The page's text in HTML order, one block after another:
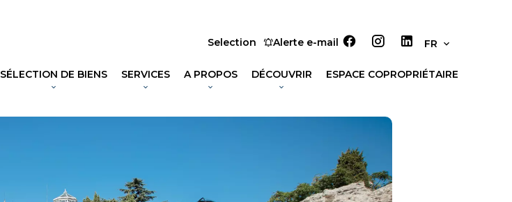
Selection Alerte e-mail FR
SÉLECTION DE BIENS SERVICES A PROPOS DÉCOUVRIR ESPACE COPROPRIÉTAIRE